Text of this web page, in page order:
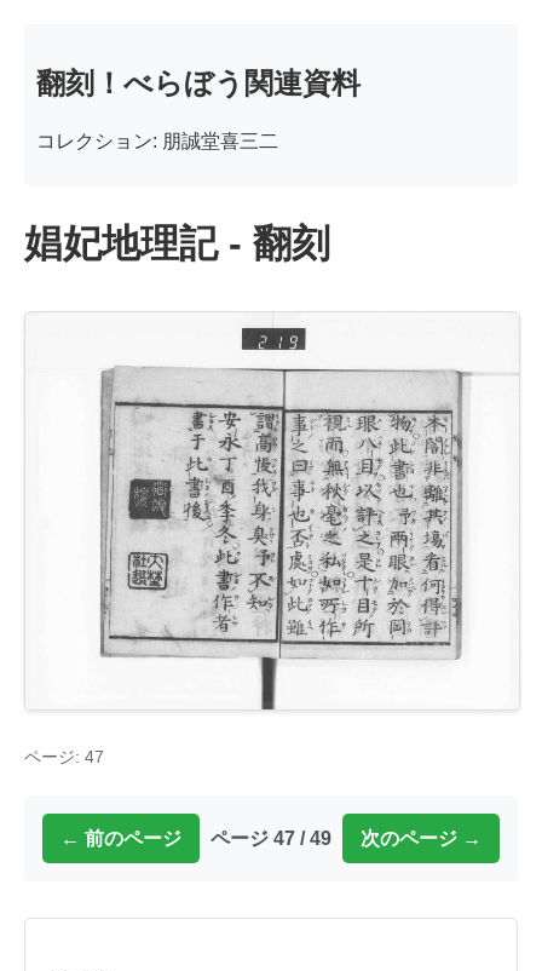
翻刻！べらぼう関連資料
コレクション: 朋誠堂喜三二
娼妃地理記 - 翻刻
ページ: 47
← 前のページ ページ 47 / 49 次のページ →